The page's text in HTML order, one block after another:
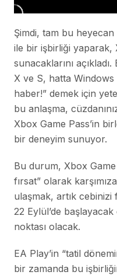
Şimdi, tam bu
ile bir işbirliği yaparak,
sunacaklarını
X ve S, hatta Windows
haber!” demek için
bu anlaşma,
Xbox Game Pass’in
bir deneyim sunuyor.
Bu durum, Xbox
fırsat” olarak
ulaşmak, artık
22 Eylül’de
noktası olacak.
EA Play’in “tatil
bir zamanda bu